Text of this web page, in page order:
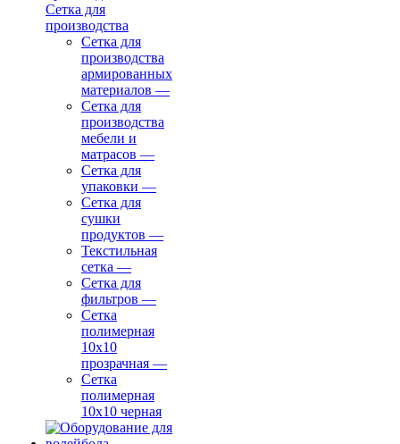
Сетка для
производства
Сетка для
производства
армированных
материалов —
Сетка для
производства
мебели и
матрасов —
Сетка для
упаковки —
Сетка для
сушки
продуктов —
Текстильная
сетка —
Сетка для
фильтров —
Сетка
полимерная
10х10
прозрачная —
Сетка
полимерная
10х10 черная